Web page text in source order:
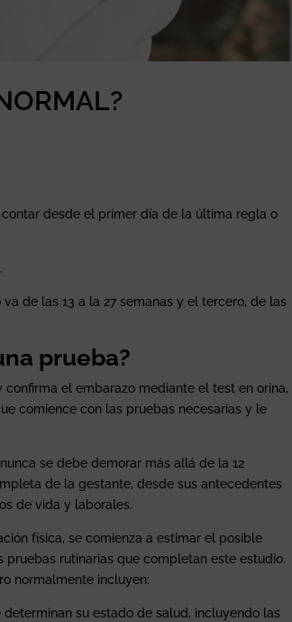
desde el primer día de la última regla o
de las 13 a la 27 semanas y el tercero, de las
prueba?
el embarazo mediante el test en orina,
comience con las pruebas necesarias y le
se debe demorar más allá de la 12
de la gestante, desde sus antecedentes
de vida y laborales.
física, se comienza a estimar el posible
pruebas rutinarias que completan este estudio.
normalmente incluyen:
su estado de salud, incluyendo las